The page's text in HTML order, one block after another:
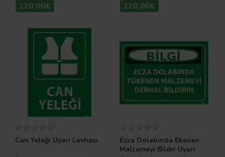
120,00₺ 120,00₺
Can Yeleği Uyarı Levhası
Ecza Dolabında Eksilen
Malzemeyi Bildir Uyarı